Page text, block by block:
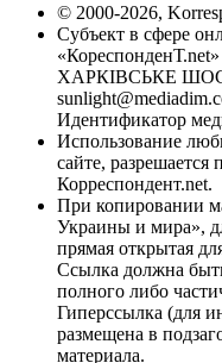
© 2000-2026,
Субъект в сфере
ХАРКІВСЬКЕ ШОСЕ,
Идентификатор
Использование
сайте,
Корреспондент.net.
При копировании
Украины и мира»,
прямая открытая
Ссылка должна
полного либо
Гиперссылка (для
размещена в
материала.